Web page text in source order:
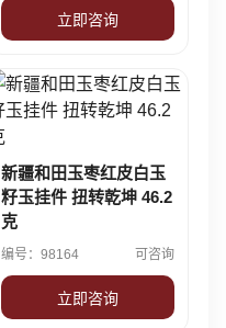
立即咨询
新疆和田玉枣红皮白玉
籽玉挂件 扭转乾坤 46.2
克
编号：98164 可咨询
立即咨询